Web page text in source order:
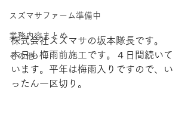
スズマサファーム準備中
業務内容まとめ
その他
株式会社スズマサの坂本隊長です。
本日も梅雨前施工です。４日間続いて
います。平年は梅雨入りですので 、い
ったん一区切り。